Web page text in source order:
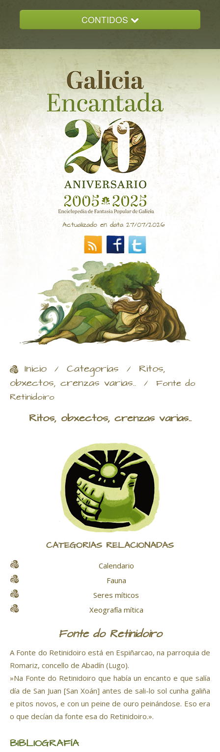
CONTIDOS
GALICIA ENCANTADA
DOCUMENTACION
NOVAS
CONTACTO
Actualizado en data 27/07/2026
Inicio / Categorías / Ritos,
obxectos, crenzas varias.. / Fonte do
Retinidoiro
Ritos, obxectos, crenzas varias..
CATEGORÍAS RELACIONADAS
Calendario
Fauna
Seres míticos
Xeografía mítica
Fonte do Retinidoiro
A Fonte do Retinidoiro está en Espiñarcao, na parroquia de
Romariz, concello de Abadín (Lugo).
»Na Fonte do Retinidoiro que había un encanto e que salía
día de San Juan [San Xoán] antes de sali-lo sol cunha galiña
e pitos novos, e con un peine de ouro peinándose. Eso era
o que decían da fonte esa do Retinidoiro.».
BIBLIOGRAFÍA